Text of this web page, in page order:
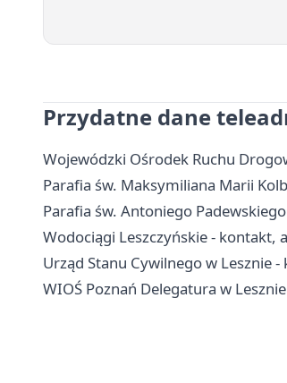
Przydatne dane
Wojewódzki Ośrodek Ruchu
Parafia św. Maksymiliana Marii
Parafia św. Antoniego
Wodociągi Leszczyńskie - kontakt,
Urząd Stanu Cywilnego w Lesznie
WIOŚ Poznań Delegatura w